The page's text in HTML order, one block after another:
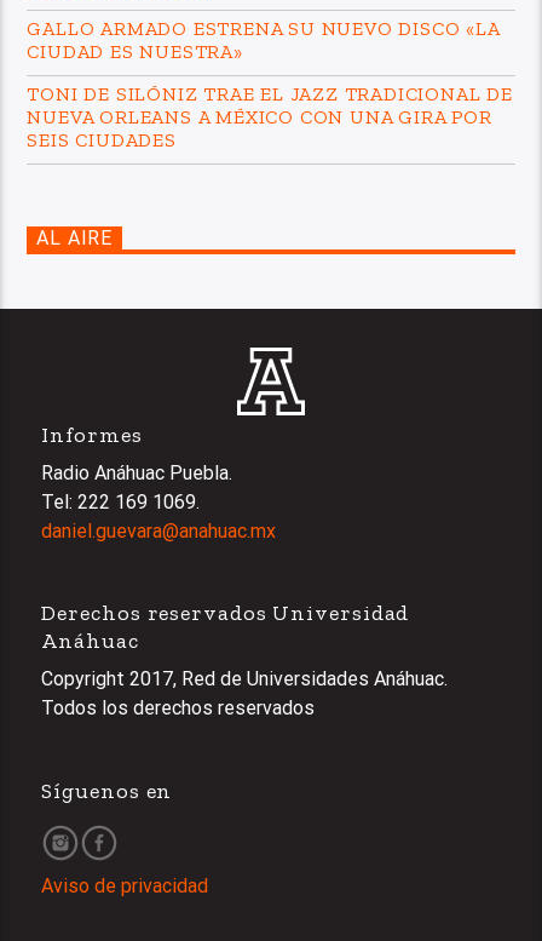
GALLO ARMADO ESTRENA SU NUEVO DISCO «LA
CIUDAD ES NUESTRA»
TONI DE SILÓNIZ TRAE EL JAZZ TRADICIONAL DE
NUEVA ORLEANS A MÉXICO CON UNA GIRA POR
SEIS CIUDADES
AL AIRE
Informes
Radio Anáhuac Puebla.
Tel: 222 169 1069.
daniel.guevara@anahuac.mx
Derechos reservados Universidad
Anáhuac
Copyright 2017, Red de Universidades Anáhuac.
Todos los derechos reservados
Síguenos en
Aviso de privacidad